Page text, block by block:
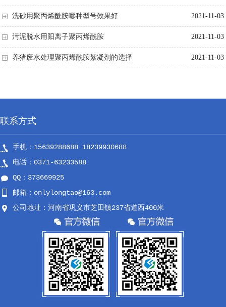
2021-11-03
洗砂用聚丙烯酰胺哪种型号效果好
2021-11-03
污泥脱水用阳离子聚丙烯酰胺
2021-11-03
养猪废水处理聚丙烯酰胺絮凝剂的选择
联系方式
手机：15639288688 18239930688
电话：0371-63233588
QQ：373669925
邮箱：onlylongtao@163.com
公司地址：河南省巩义市芝田镇237省道西400米